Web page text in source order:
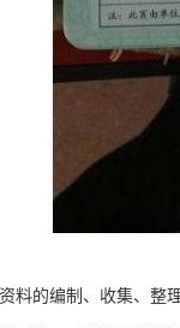
料的编制、收集、整